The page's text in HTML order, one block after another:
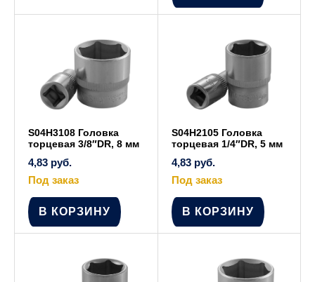
S04H3108 Головка
торцевая 3/8″DR, 8 мм
4,83 руб.
Под заказ
В КОРЗИНУ
S04H2105 Головка
торцевая 1/4″DR, 5 мм
4,83 руб.
Под заказ
В КОРЗИНУ